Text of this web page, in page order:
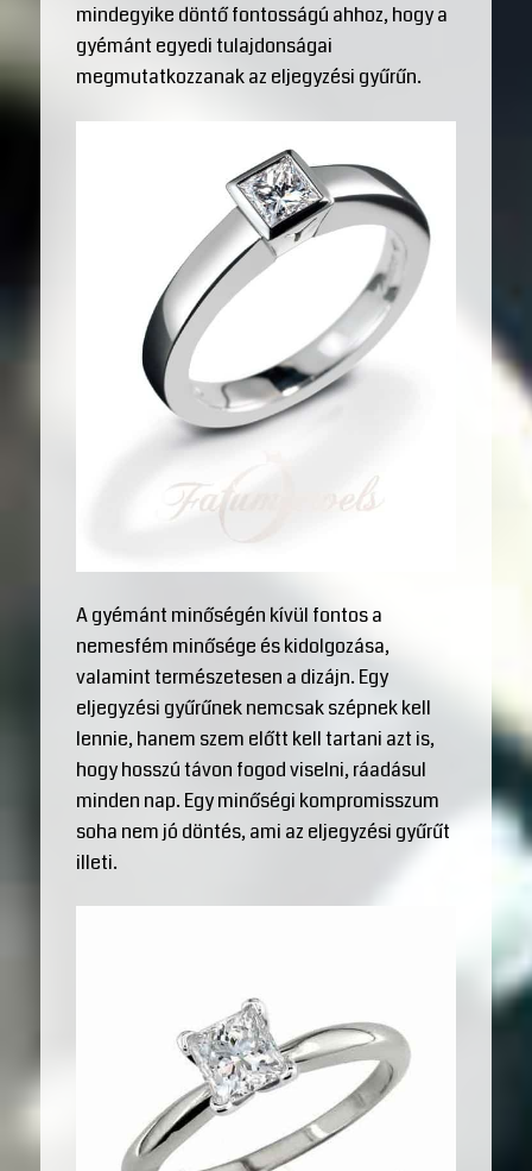
mindegyike döntő fontosságú ahhoz, hogy a
gyémánt egyedi tulajdonságai
megmutatkozzanak az eljegyzési gyűrűn.
A gyémánt minőségén kívül fontos a
nemesfém minősége és kidolgozása,
valamint természetesen a dizájn. Egy
eljegyzési gyűrűnek nemcsak szépnek kell
lennie, hanem szem előtt kell tartani azt is,
hogy hosszú távon fogod viselni, ráadásul
minden nap. Egy minőségi kompromisszum
soha nem jó döntés, ami az eljegyzési gyűrűt
illeti.